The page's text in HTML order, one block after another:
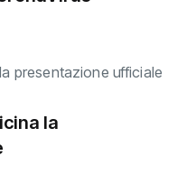
la